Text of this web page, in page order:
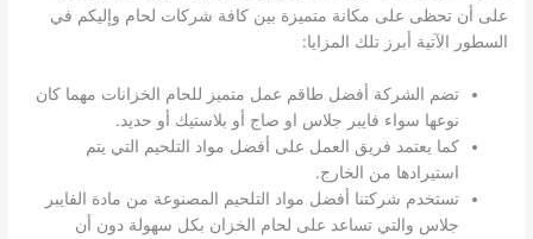
على أن تحظى على مكانة متميزة بين كافة شركات لحام وإليكم في
السطور الآتية أبرز تلك المزايا:
تضم الشركة أفضل طاقم عمل متميز للحام الخزانات مهما كان
نوعها سواء فايبر جلاس او صاج أو بلاستيك أو حديد.
كما يعتمد فريق العمل على أفضل مواد التلحيم التي يتم
استيرادها من الخارج.
تستخدم شركتنا أفضل مواد التلحيم المصنوعة من مادة الفايبر
جلاس والتي تساعد على لحام الخزان بكل سهولة دون أن